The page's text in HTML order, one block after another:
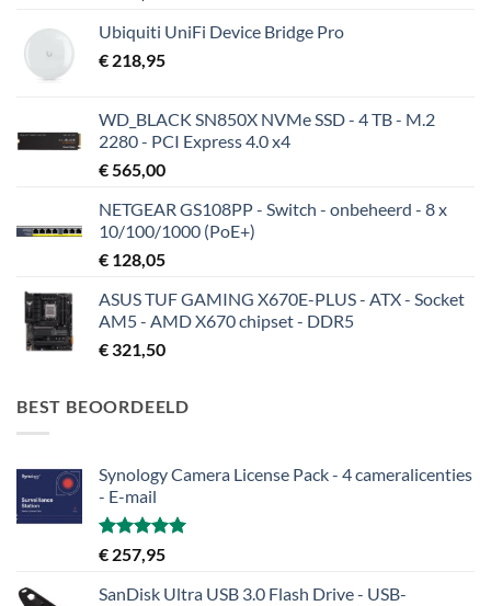
Ubiquiti UniFi Device Bridge Pro
€ 218,95
WD_BLACK SN850X NVMe SSD - 4 TB - M.2
2280 - PCI Express 4.0 x4
€565,00
NETGEAR GS108PP - Switch - onbeheerd - 8 x
10/100/1000 (PoE+)
€ 128,05
ASUS TUF GAMING X670E-PLUS - ATX - Socket
AM5 - AMD X670 chipset - DDR5
€ 321,50
BEST BEOORDEELD
Synology Camera License Pack - 4 cameralicenties
- E-mail
Gewaardeerd
uit 5
€ 257,95
SanDisk Ultra USB 3.0 Flash Drive - USB-